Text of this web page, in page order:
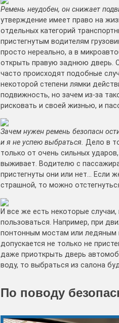
Ремень неудобен, он снижает
утверждение имеет право на
отдельных категорий
пристегнутым водителям
просто нереально, а в
открыть правую заднюю дверь.
часто происходят подобные
некоторой степени лямки
подвижность, но зачем из-за
рисковать и своей жизнью, и
Зачем нужен ремень безопасн
и я не успею выбраться. Дело в
только от очень сильных
выживает. Водителю с
пристегнуты они или нет… Если
страшной, то можно
И все же есть некоторые
пользоваться. Например, при
понтонным мостам или ледяным
допускается не только не
даже приоткрыть дверь
воду, то выбраться из салона
По поводу